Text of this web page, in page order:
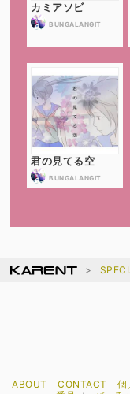
カミアソビ
BUNGALANGIT
君の見てる空
BUNGALANGIT
ABOUT CONTACT 個